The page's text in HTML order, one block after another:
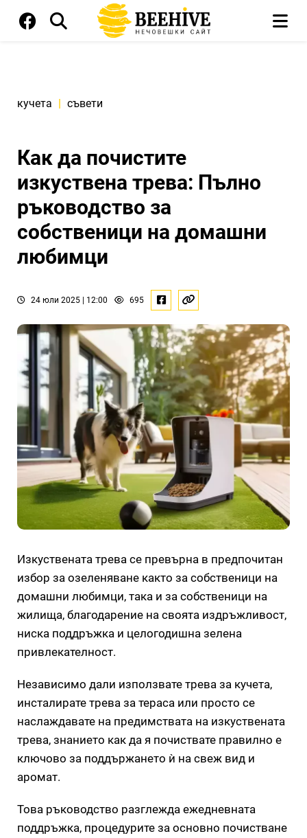
кучета | съвети
Как да почистите
изкуствена трева: Пълно
ръководство за
собственици на домашни
любимци
24 юли 2025 | 12:00 695
Изкуствената трева се превърна в предпочитан
избор за озеленяване както за собственици на
домашни любимци, така и за собственици на
жилища, благодарение на своята издръжливост,
ниска поддръжка и целогодишна зелена
привлекателност.
Независимо дали използвате трева за кучета,
инсталирате трева за тераса или просто се
наслаждавате на предимствата на изкуствената
трева, знанието как да я почиствате правилно е
ключово за поддържането ѝ на свеж вид и
аромат.
Това ръководство разглежда ежедневната
поддръжка, процедурите за основно почистване